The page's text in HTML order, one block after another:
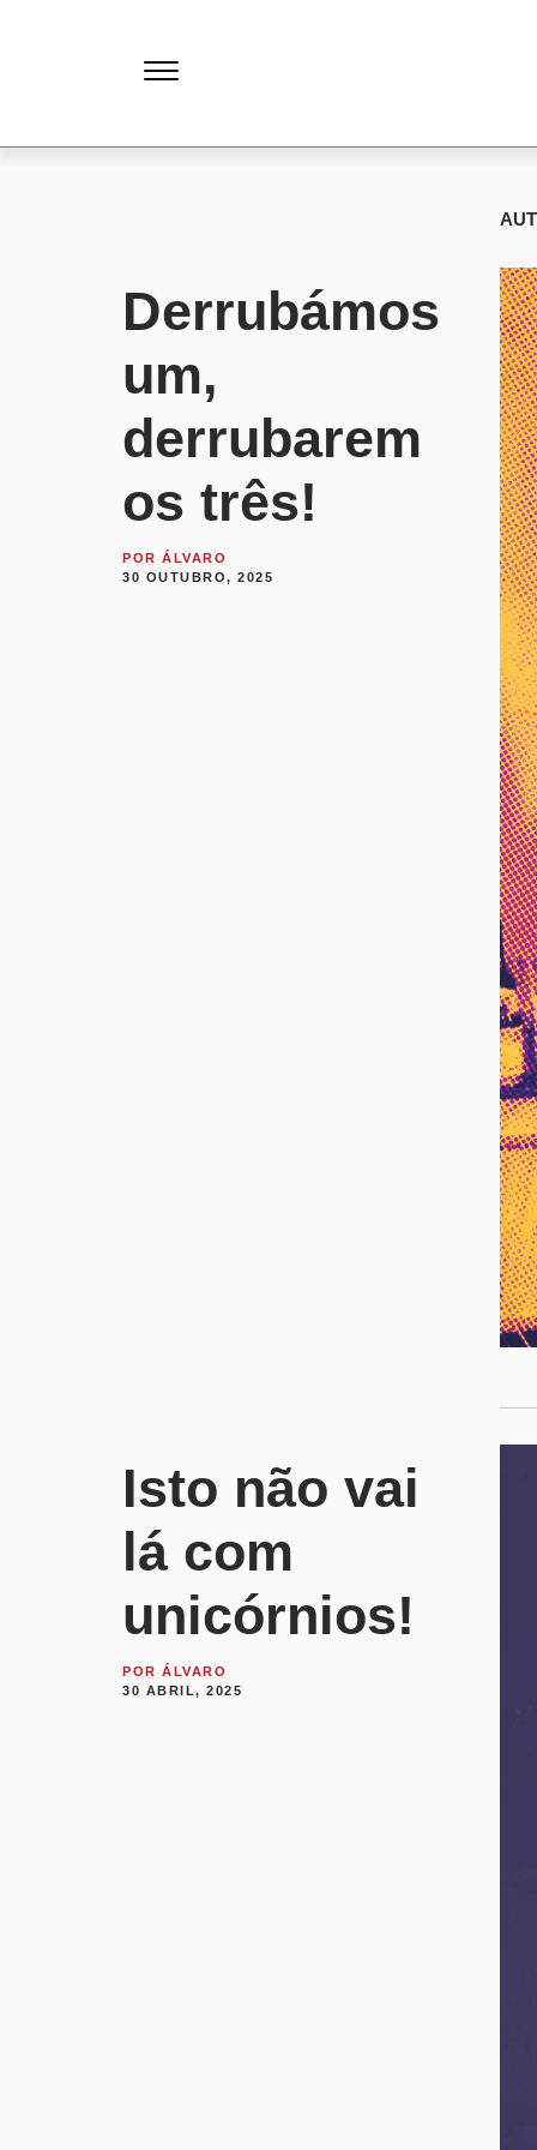
Derrubámos
um,
derrubarem
os três!
POR ÁLVARO
30 OUTUBRO, 2025
Isto não vai
lá com
unicórnios!
POR ÁLVARO
30 ABRIL, 2025